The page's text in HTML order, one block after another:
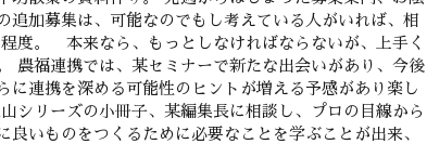
追加募集は、可能なのでもし考えている人がいれば、相
度。 本来なら、もっとしなければならないが、上手く
農福連携では、某セミナーで新たな出会いがあり、今後
に連携を深める可能性のヒントが増える予感があり楽し
シリーズの小冊子、某編集長に相談し、プロの目線から
いものをつくるために必要なことを学ぶことが出来、